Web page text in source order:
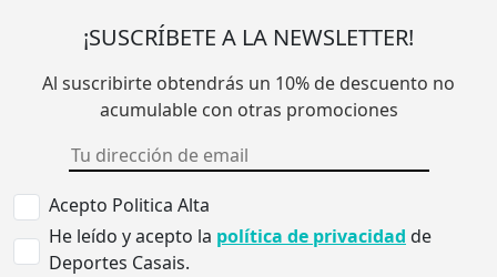
¡SUSCRÍBETE A LA NEWSLETTER!
Al suscribirte obtendrás un 10% de descuento no
acumulable con otras promociones
Acepto Politica Alta
He leído y acepto la política de privacidad de
Deportes Casais.